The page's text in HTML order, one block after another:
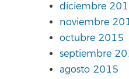
diciembre
noviembre
octubre 2015
septiembre
agosto 2015